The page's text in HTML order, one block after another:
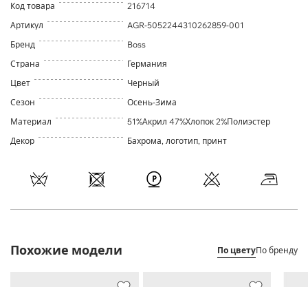
Код товара
216714
Артикул
AGR-5052244310262859-001
Бренд
Boss
Страна
Германия
Цвет
Черный
Сезон
Осень-Зима
Материал
51%Акрил 47%Хлопок 2%Полиэстер
Декор
Бахрома, логотип, принт
Похожие модели По цветуПо бренду